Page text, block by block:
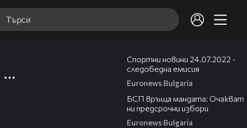
Спортни новини 24.07.2022 -
следобедна емисия
Euronews Bulgaria
БСП връща мандата: Очакват
ни предсрочни избори
Euronews Bulgaria